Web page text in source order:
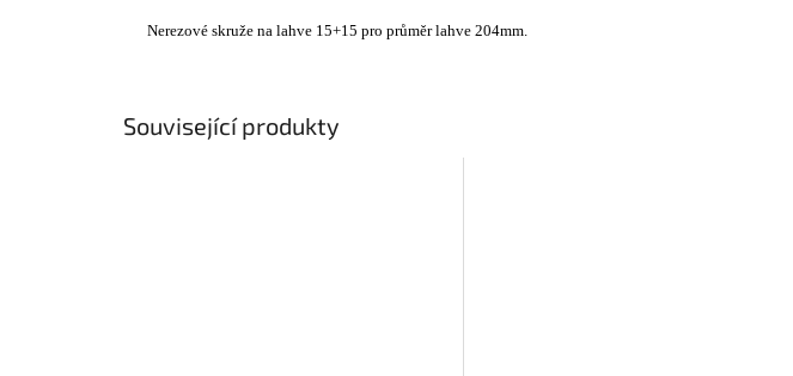
Nerezové skruže na lahve 15+15 pro průměr lahve 204mm.
Související produkty